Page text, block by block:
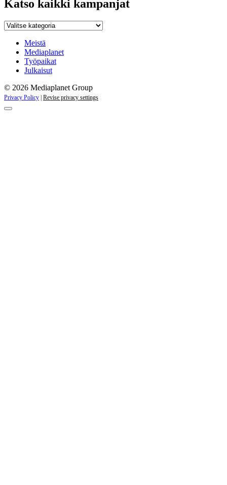
Katso kaikki kampanjat
Katso
kampanjat
Meistä
Mediaplanet
Työpaikat
Julkaisut
© 2026 Mediaplanet Group
Privacy Policy | Revise privacy settings